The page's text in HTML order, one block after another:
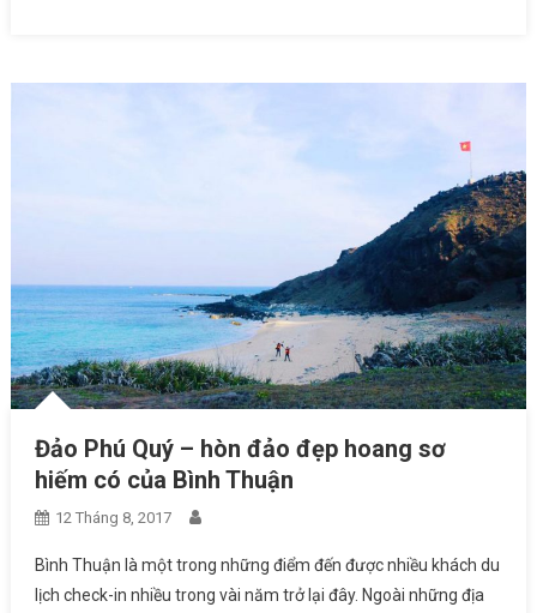
Đảo Phú Quý – hòn đảo đẹp hoang sơ
hiếm có của Bình Thuận
12 Tháng 8, 2017
Bình Thuận là một trong những điểm đến được nhiều khách du
lịch check-in nhiều trong vài năm trở lại đây. Ngoài những địa